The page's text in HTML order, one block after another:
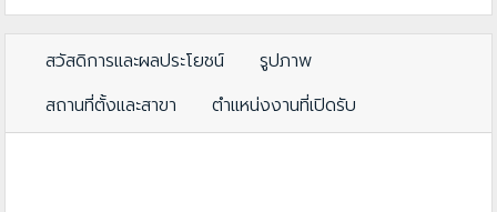
สวัสดิการและผลประโยชน์
รูปภาพ
สถานที่ตั้งและสาขา
ตำแหน่งงานที่เปิดรับ